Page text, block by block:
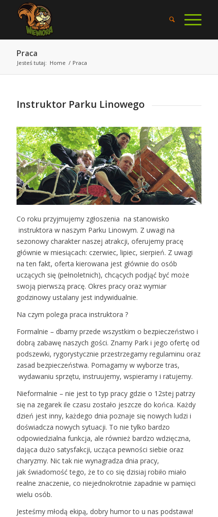
Praca
Jesteś tutaj: Home / Praca
Instruktor Parku Linowego
Co roku przyjmujemy zgłoszenia na stanowisko
instruktora w naszym Parku Linowym. Z uwagi na
sezonowy charakter naszej atrakcji, oferujemy pracę
głównie w miesiącach: czerwiec, lipiec, sierpień. Z uwagi
na ten fakt, oferta kierowana jest głównie do osób
uczących się (pełnoletnich), chcących podjąć być może
swoją pierwszą pracę. Okres pracy oraz wymiar
godzinowy ustalany jest indywidualnie.
Na czym polega praca instruktora ?
Formalnie – dbamy przede wszystkim o bezpieczeństwo i
dobrą zabawę naszych gości. Znamy Park i jego ofertę od
podszewki, rygorystycznie przestrzegamy regulaminu oraz
zasad bezpieczeństwa. Pomagamy w wyborze tras,
wydawaniu sprzętu, instruujemy, wspieramy i ratujemy.
Nieformalnie – nie jest to typ pracy gdzie o 12stej patrzy
się na zegarek ile czasu zostało jeszcze do końca. Każdy
dzień jest inny, każdego dnia poznaje się nowych ludzi i
doświadcza nowych sytuacji. To nie tylko bardzo
odpowiedzialna funkcja, ale również bardzo wdzięczna,
dająca dużo satysfakcji, ucząca pewności siebie oraz
charyzmy. Nic tak nie wynagradza dnia pracy,
jak świadomość tego, że to co się dzisiaj robiło miało
realne znaczenie, co niejednokrotnie zapadnie w pamięci
wielu osób.
Jesteśmy młodą ekipą, dobry humor to u nas podstawa!